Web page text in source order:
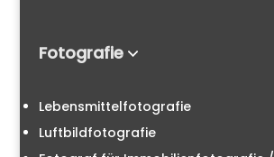
Fotografie
Lebensmittelfotografie
Luftbildfotografie